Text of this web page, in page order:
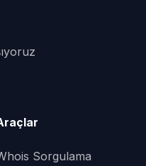
Sorgulama